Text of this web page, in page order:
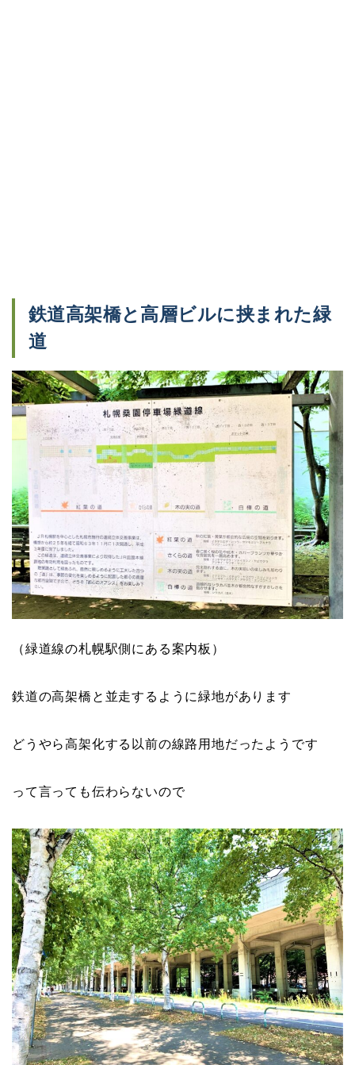
鉄道高架橋と高層ビルに挟まれた緑
道
（緑道線の札幌駅側にある案内板）
鉄道の高架橋と並走するように緑地があります
どうやら高架化する以前の線路用地だったようです
って言っても伝わらないので